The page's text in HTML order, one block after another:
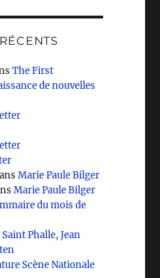
The First
de nouvelles
Marie Paule Bilger
Marie Paule Bilger
du mois de
Phalle, Jean
Scène Nationale